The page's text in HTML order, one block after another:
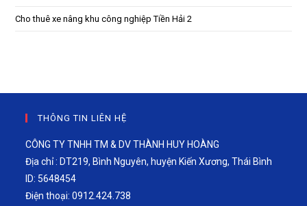
Cho thuê xe nâng khu công nghiệp Tiền Hải 2
THÔNG TIN LIÊN HỆ
CÔNG TY TNHH TM & DV THÀNH HUY HOÀNG
Địa chỉ : DT219, Bình Nguyên, huyện Kiến Xương, Thái Bình
ID: 5648454
Điện thoại: 0912.424.738